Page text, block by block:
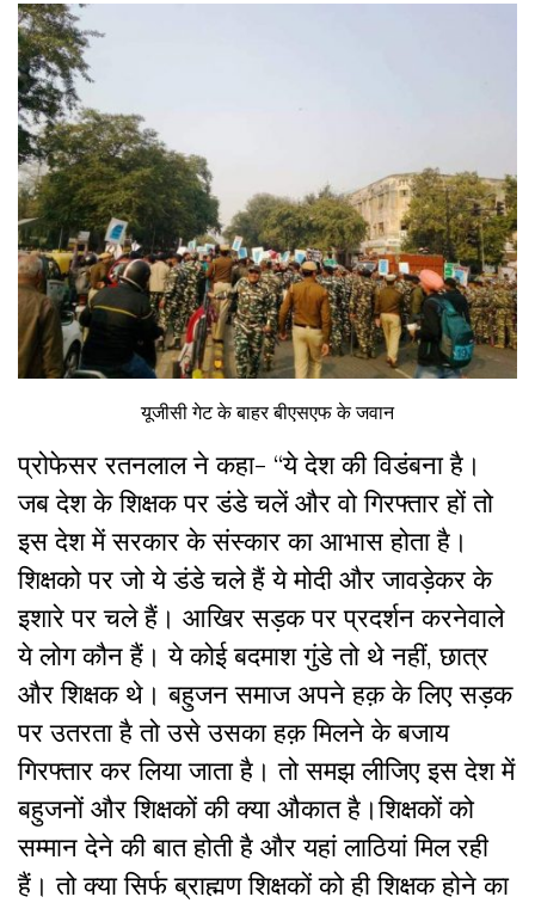
यूजीसी गेट के बाहर बीएसएफ के जवान
प्रोफेसर रतनलाल ने कहा- “ये देश की विडंबना है।
जब देश के शिक्षक पर डंडे चलें और वो गिरफ्तार हों तो
इस देश में सरकार के संस्कार का आभास होता है।
शिक्षको पर जो ये डंडे चले हैं ये मोदी और जावड़ेकर के
इशारे पर चले हैं। आखिर सड़क पर प्रदर्शन करनेवाले
ये लोग कौन हैं। ये कोई बदमाश गुंडे तो थे नहीं, छात्र
और शिक्षक थे। बहुजन समाज अपने हक़ के लिए सड़क
पर उतरता है तो उसे उसका हक़ मिलने के बजाय
गिरफ्तार कर लिया जाता है। तो समझ लीजिए इस देश में
बहुजनों और शिक्षकों की क्या औकात है।शिक्षकों को
सम्मान देने की बात होती है और यहां लाठियां मिल रही
हैं। तो क्या सिर्फ ब्राह्मण शिक्षकों को ही शिक्षक होने का